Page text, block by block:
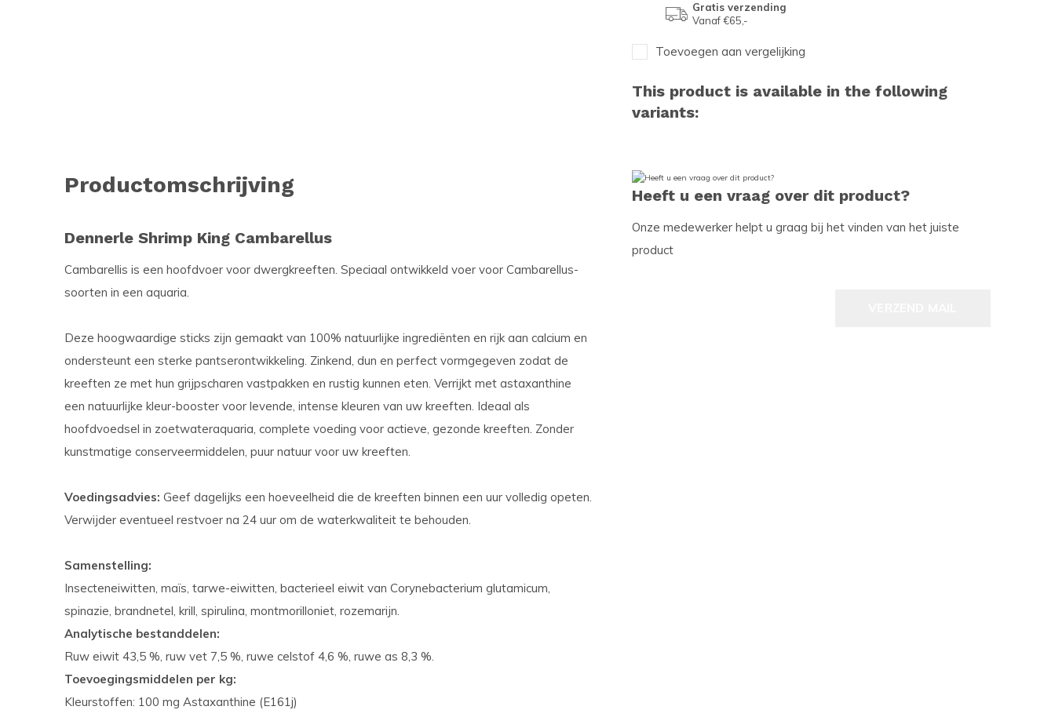
Gratis verzending
Vanaf €65,-
Toevoegen aan vergelijking
This product is available in the following
variants:
Productomschrijving
Dennerle Shrimp King Cambarellus
Cambarellis is een hoofdvoer voor dwergkreeften. Speciaal ontwikkeld voer voor Cambarellus-
soorten in een aquaria.
Deze hoogwaardige sticks zijn gemaakt van 100% natuurlijke ingrediënten en rijk aan calcium en
ondersteunt een sterke pantserontwikkeling. Zinkend, dun en perfect vormgegeven zodat de
kreeften ze met hun grijpscharen vastpakken en rustig kunnen eten. Verrijkt met astaxanthine
een natuurlijke kleur-booster voor levende, intense kleuren van uw kreeften. Ideaal als
hoofdvoedsel in zoetwateraquaria, complete voeding voor actieve, gezonde kreeften. Zonder
kunstmatige conserveermiddelen, puur natuur voor uw kreeften.
Voedingsadvies: Geef dagelijks een hoeveelheid die de kreeften binnen een uur volledig opeten.
Verwijder eventueel restvoer na 24 uur om de waterkwaliteit te behouden.
Samenstelling:
Insecteneiwitten, maïs, tarwe-eiwitten, bacterieel eiwit van Corynebacterium glutamicum,
spinazie, brandnetel, krill, spirulina, montmorilloniet, rozemarijn.
Analytische bestanddelen:
Ruw eiwit 43,5 %, ruw vet 7,5 %, ruwe celstof 4,6 %, ruwe as 8,3 %.
Toevoegingsmiddelen per kg:
Kleurstoffen: 100 mg Astaxanthine (E161j)
Heeft u een vraag over dit product?
Onze medewerker helpt u graag bij het vinden van het juiste
product